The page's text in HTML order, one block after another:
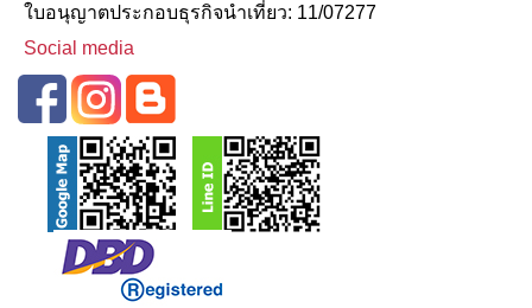
ใบอนุญาตประกอบธุรกิจนําเที่ยว: 11/07277
Social media